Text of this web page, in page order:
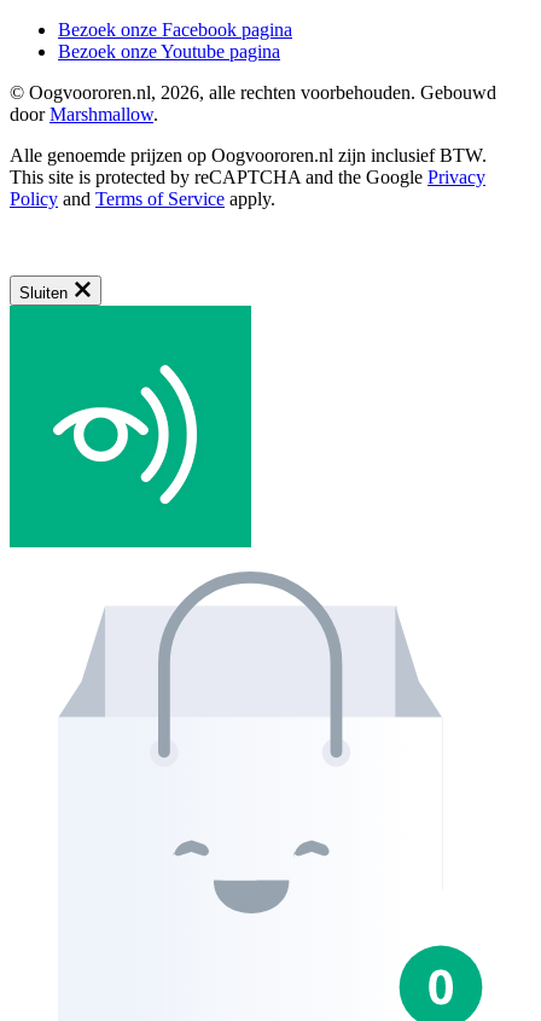
Bezoek onze Facebook pagina
Bezoek onze Youtube pagina
© Oogvoororen.nl, 2026, alle rechten voorbehouden. Gebouwd
doorMarshmallow.
Alle genoemde prijzen op Oogvoororen.nl zijn inclusief BTW.
This site is protected by reCAPTCHA and the Google Privacy
Policy and Terms of Service apply.
Sluiten